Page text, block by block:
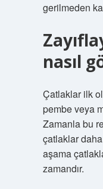
gerilmeden
nasıl
Çatlaklar ilk
pembe veya
Zamanla bu
çatlaklar
aşama
zamandır.